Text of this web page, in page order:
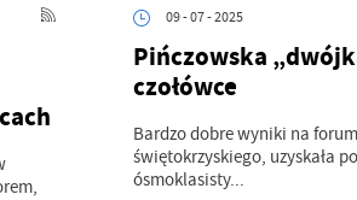
09 - 07 - 2025
Pińczowska
czołówce
Bardzo dobre wyniki na
świętokrzyskiego, uzyskała
ósmoklasisty...